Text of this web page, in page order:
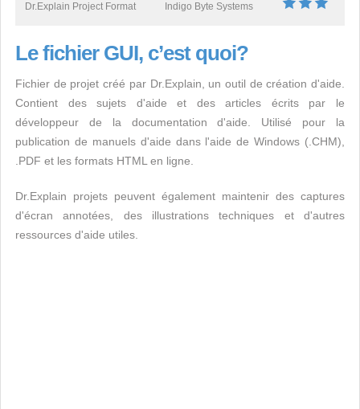
Dr.Explain Project Format Indigo Byte Systems
Le fichier GUI, c’est quoi?
Fichier de projet créé par Dr.Explain, un outil de création d'aide.
Contient des sujets d'aide et des articles écrits par le
développeur de la documentation d'aide. Utilisé pour la
publication de manuels d'aide dans l'aide de Windows (.CHM),
.PDF et les formats HTML en ligne.
Dr.Explain projets peuvent également maintenir des captures
d'écran annotées, des illustrations techniques et d'autres
ressources d'aide utiles.